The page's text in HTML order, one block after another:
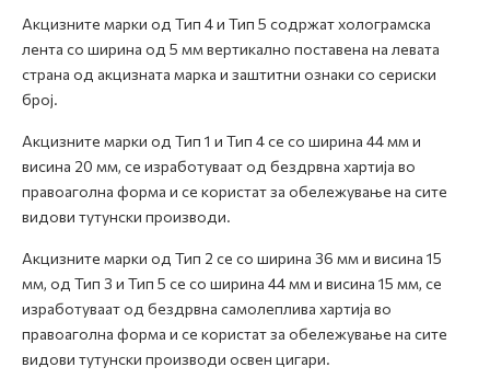
Акцизните марки од Тип 4 и Тип 5 содржат холограмска
лента со ширина од 5 мм вертикално поставена на левата
страна од акцизната марка и заштитни ознаки со сериски
број.
Акцизните марки од Тип 1 и Тип 4 се со ширина 44 мм и
висина 20 мм, се изработуваат од бездрвна хартија во
правоаголна форма и се користат за обележување на сите
видови тутунски производи.
Акцизните марки од Тип 2 се со ширина 36 мм и висина 15
мм, од Тип 3 и Тип 5 се со ширина 44 мм и висина 15 мм, се
изработуваат од бездрвна самолеплива хартија во
правоаголна форма и се користат за обележување на сите
видови тутунски производи освен цигари.